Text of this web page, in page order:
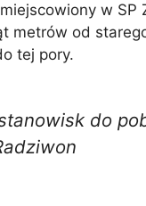
w
od
tej pory.
do